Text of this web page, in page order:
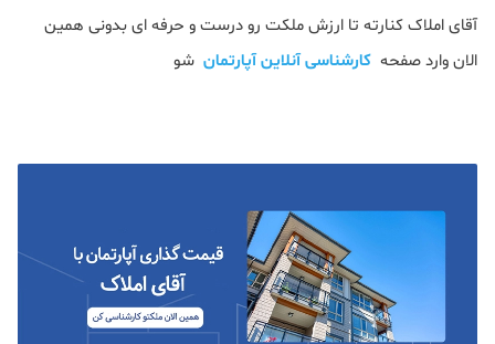
آقای املاک کنارته تا ارزش ملکت رو درست و حرفه ای بدونی همین
الان وارد صفحه کارشناسی آنلاین آپارتمان شو